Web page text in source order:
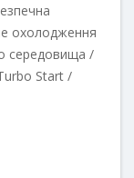
охолодження
середовища /
Start /